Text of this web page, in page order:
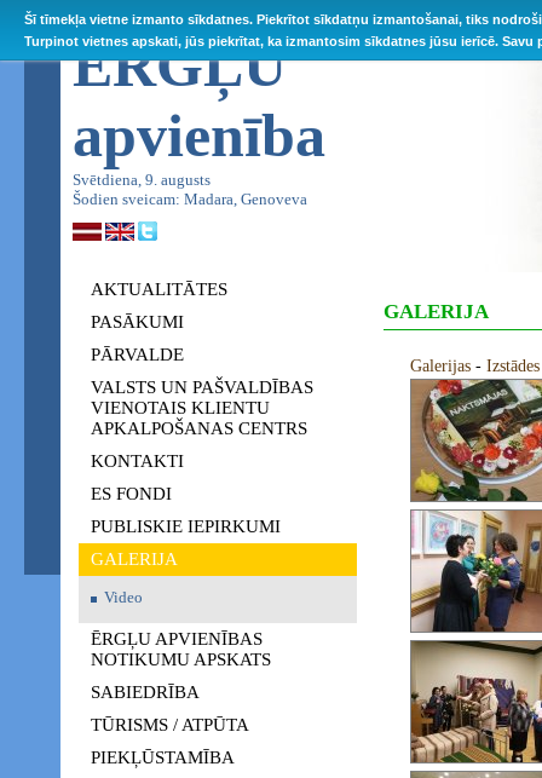
Šī tīmekļa vietne izmanto sīkdatnes. Piekrītot sīkdatņu izmantošanai, tiks
Turpinot vietnes apskati, jūs piekrītat, ka izmantosim sīkdatnes jūsu ierīcē.
ĒRGĻU
apvienība
Svētdiena, 9. augusts
Šodien sveicam: Madara, Genoveva
AKTUALITĀTES
PASĀKUMI
PĀRVALDE
VALSTS UN PAŠVALDĪBAS
VIENOTAIS KLIENTU
APKALPOŠANAS CENTRS
KONTAKTI
ES FONDI
PUBLISKIE IEPIRKUMI
GALERIJA
Video
ĒRGĻU APVIENĪBAS
NOTIKUMU APSKATS
SABIEDRĪBA
TŪRISMS / ATPŪTA
PIEKĻŪSTAMĪBA
GALERIJA
Galerijas -